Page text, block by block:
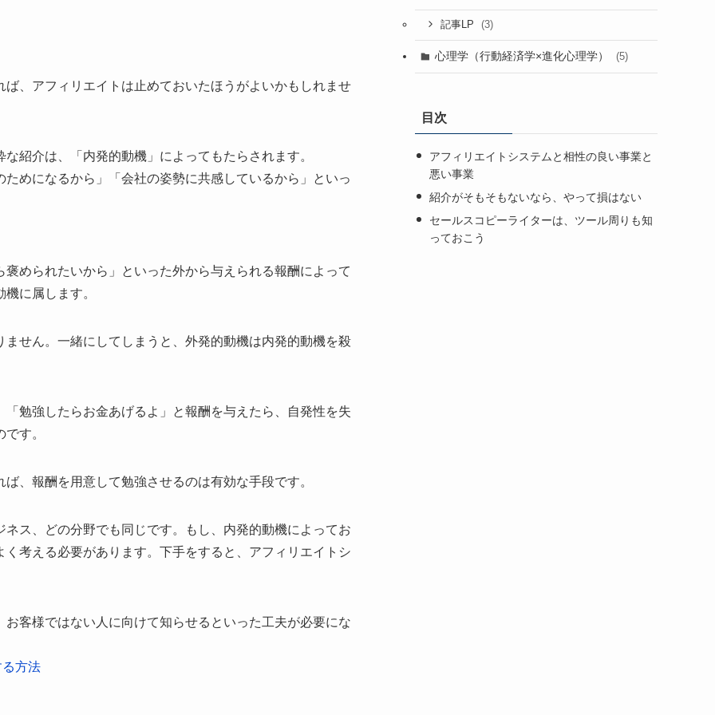
、アフィリエイトは止めておいたほうがよいかもしれませ
紹介は、「内発的動機」によってもたらされます。
めになるから」「会社の姿勢に共感しているから」といっ
められたいから」といった外から与えられる報酬によって
に属します。
せん。一緒にしてしまうと、外発的動機は内発的動機を殺
勉強したらお金あげるよ」と報酬を与えたら、自発性を失
す。
、報酬を用意して勉強させるのは有効な手段です。
ス、どの分野でも同じです。もし、内発的動機によってお
考える必要があります。下手をすると、アフィリエイトシ
客様ではない人に向けて知らせるといった工夫が必要にな
方法
記事LP (3)
心理学（行動経済学×進化心理学） (5)
目次
アフィリエイトシステムと相性の良い事業と
悪い事業
紹介がそもそもないなら、やって損はない
セールスコピーライターは、ツール周りも知
っておこう